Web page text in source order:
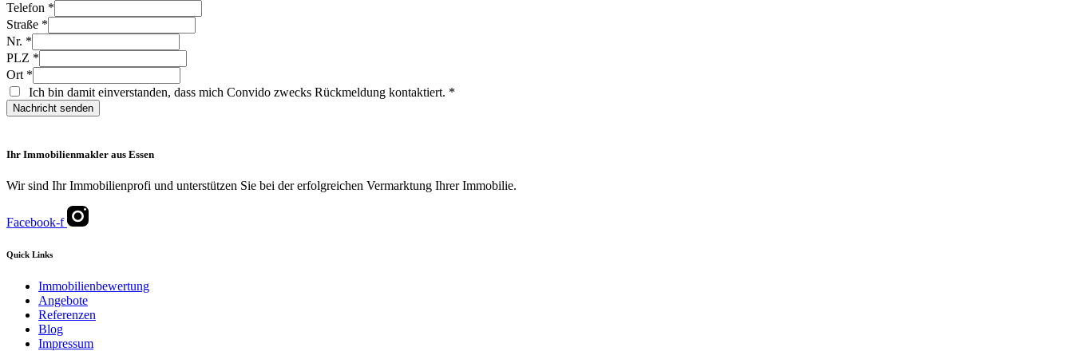
Telefon *
Straße *
Nr. *
PLZ *
Ort *
Ich bin damit einverstanden, dass mich Convido zwecks Rückmeldung kontaktiert. *
Nachricht senden
Ihr Immobilienmakler aus Essen
Wir sind Ihr Immobilienprofi und unterstützen Sie bei der erfolgreichen Vermarktung Ihrer Immobilie.
Facebook-f
Quick Links
Immobilienbewertung
Angebote
Referenzen
Blog
Impressum